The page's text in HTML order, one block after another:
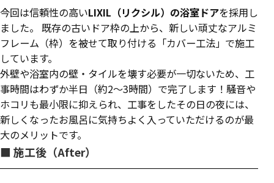
今回は信頼性の高いLIXIL（リクシル）の浴室ドアを採用し
ました。 既存の古いドア枠の上から、新しい頑丈なアルミ
フレーム（枠）を被せて取り付ける「カバー工法」で施工
しています。
外壁や浴室内の壁・タイルを壊す必要が一切ないため、工
事時間はわずか半日（約2〜3時間）で完了します！騒音や
ホコリも最小限に抑えられ、工事をしたその日の夜には、
新しくなったお風呂に気持ちよく入っていただけるのが最
大のメリットです。
■ 施工後（After）